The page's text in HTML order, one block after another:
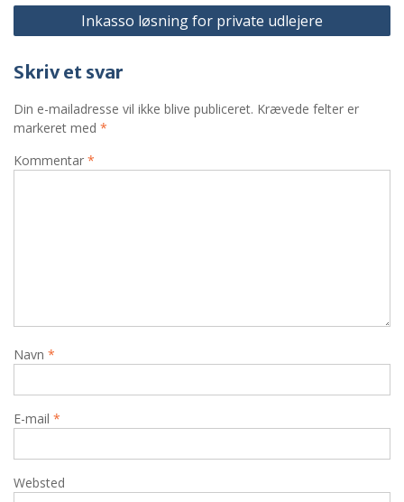
Inkasso løsning for private udlejere
Skriv et svar
Din e-mailadresse vil ikke blive publiceret. Krævede felter er
markeret med *
Kommentar *
Navn *
E-mail *
Websted